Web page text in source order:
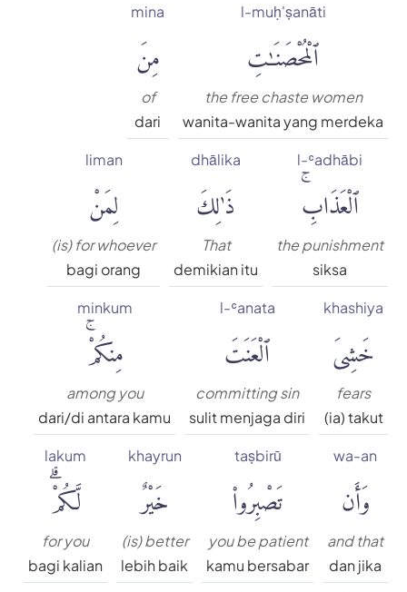
l-muḥ'ṣanāti
ٱلْمُحْصَنَٰتِ
the free chaste women
wanita-wanita yang merdeka
mina
مِنَ
of
dari
l-ʿadhābi
ٱلْعَذَابِۚ
the punishment
siksa
dhālika
ذَٰلِكَ
That
demikian itu
liman
لِمَنْ
(is) for whoever
bagi orang
khashiya
خَشِىَ
fears
(ia) takut
l-ʿanata
ٱلْعَنَتَ
committing sin
sulit menjaga diri
minkum
مِنكُمْۚ
among you
dari/di antara kamu
wa-an
وَأَن
and that
dan jika
taṣbirū
تَصْبِرُوا۟
you be patient
kamu bersabar
khayrun
خَيْرٌ
(is) better
lebih baik
lakum
لَّكُمْۗ
for you
bagi kalian